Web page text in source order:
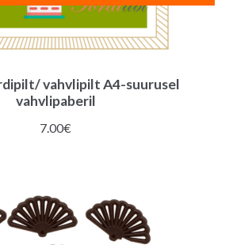
vahvlipilt A4-suurusel
vahvlipaberil
7.00€